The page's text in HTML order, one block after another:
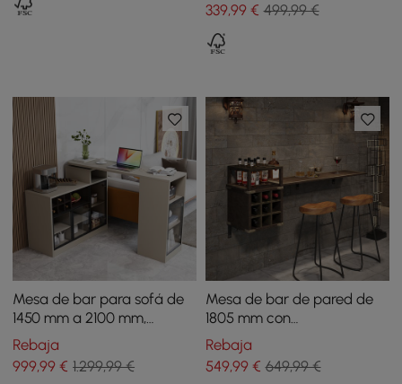
339,99€ 499,99 €
Mesa de bar para sofá de
1450 mm a 2100 mm,
armario de
almacenamiento, color
caqui, giratorio detrás del
Rebaja
999,99 € 1.299,99 €
Mesa de bar de pared de
1805 mm con
almacenamiento de
botellas de vino, mesa de
bar de madera sintética de
Rebaja
549,99€ 649,99 €